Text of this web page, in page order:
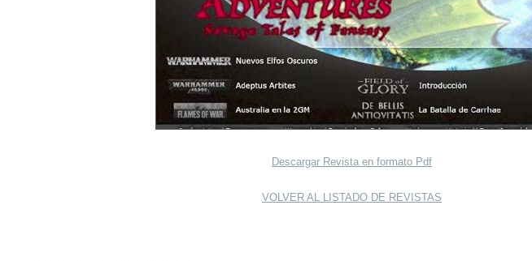
Descargar Revista en formato Pdf
VOLVER AL LISTADO DE REVISTAS